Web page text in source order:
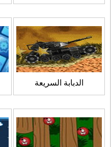
الدبابة السريعة